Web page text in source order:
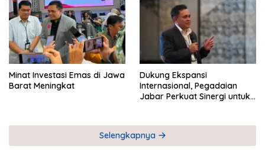
Minat Investasi Emas di Jawa
Barat Meningkat
Dukung Ekspansi
Internasional, Pegadaian
Jabar Perkuat Sinergi untuk
Selengkapnya